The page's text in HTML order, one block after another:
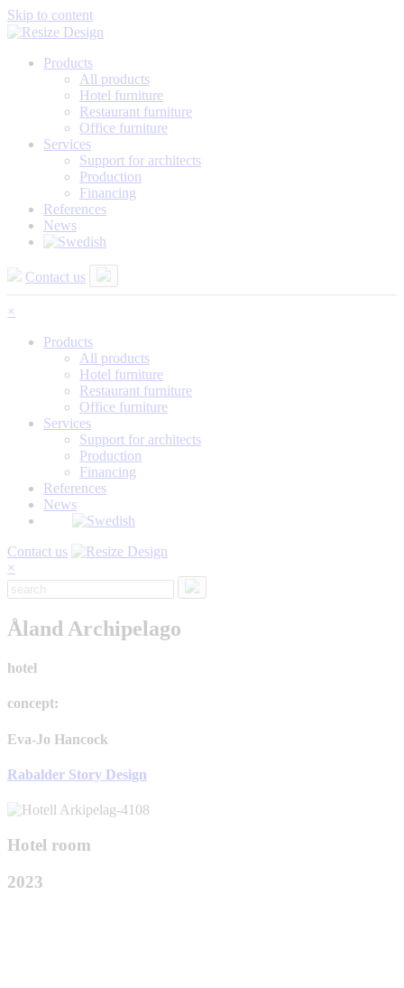
Skip to content
Products
All products
Hotel furniture
Restaurant furniture
Office furniture
Services
Support for architects
Production
Financing
References
News
Contact us
×
Products
All products
Hotel furniture
Restaurant furniture
Office furniture
Services
Support for architects
Production
Financing
References
News
Contact us
×
Åland Archipelago
hotel
concept:
Eva-Jo Hancock
Rabalder Story Design
Hotel room
2023